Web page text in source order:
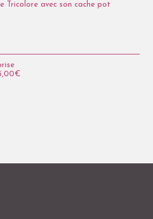
Tricolore avec son cache pot
€